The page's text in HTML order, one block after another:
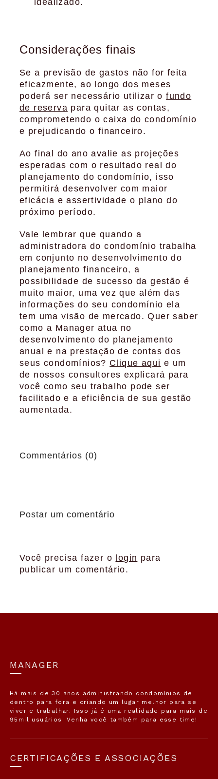
idealizado.
Considerações finais
Se a previsão de gastos não for feita
eficazmente, ao longo dos meses
poderá ser necessário utilizar ofundo
de reserva para quitar as contas,
comprometendo o caixa do condomínio
e prejudicando o financeiro.
Ao final do ano avalie as projeções
esperadas com o resultado real do
planejamento do condomínio, isso
permitirá desenvolver com maior
eficácia e assertividade o plano do
próximo período.
Vale lembrar que quando a
administradora do condomínio trabalha
em conjunto no desenvolvimento do
planejamento financeiro, a
possibilidade de sucesso da gestão é
muito maior, uma vez que além das
informações do seu condomínio ela
tem uma visão de mercado. Quer saber
como a Manager atua no
desenvolvimento do planejamento
anual e na prestação de contas dos
seus condomínios? Clique aqui e um
de nossos consultores explicará para
você como seu trabalho pode ser
facilitado e a eficiência de sua gestão
aumentada.
Commentários (0)
Postar um comentário
Você precisa fazer o login para
publicar um comentário.
MANAGER
Há mais de 30 anos administrando condomínios de
dentro para fora e criando um lugar melhor para se
viver e trabalhar. Isso já é uma realidade para mais de
95mil usuários. Venha você também para esse time!
CERTIFICAÇÕES E ASSOCIAÇÕES